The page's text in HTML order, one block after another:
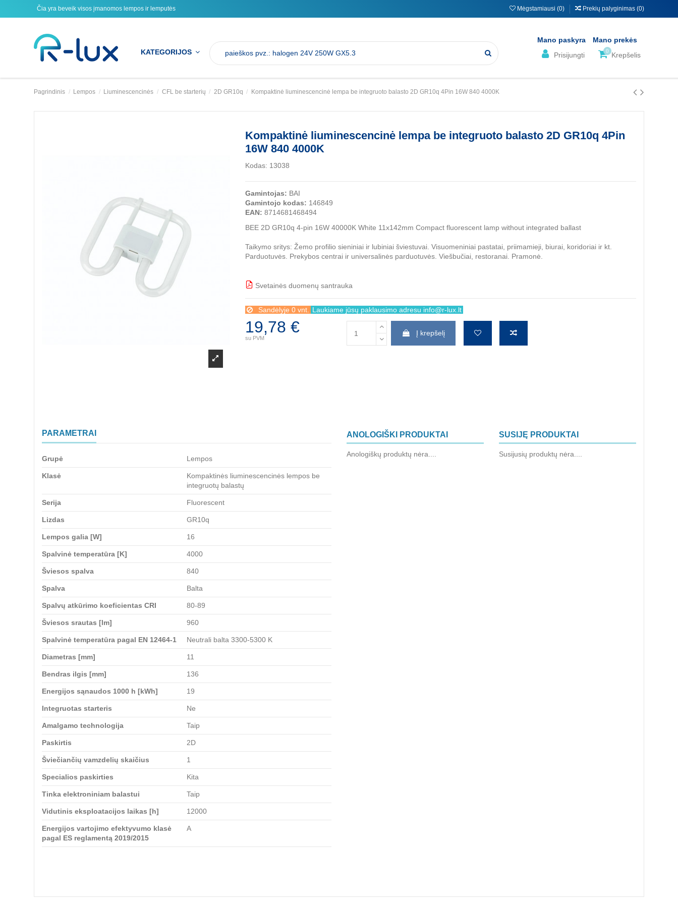
Čia yra beveik visos įmanomos lempos ir lemputės Mėgstamiausi (0) Prekių palyginimas (0)
KATEGORIJOS
Mano paskyra
Prisijungti
Mano prekės
0Krepšelis
Pagrindinis Lempos Liuminescencinės CFL be starterių 2D GR10q Kompaktinė liuminescencinė lempa be integruoto balasto 2D GR10q 4Pin 16W 840 4000K
Kompaktinė liuminescencinė lempa be integruoto balasto 2D GR10q 4Pin
16W 840 4000K
Kodas: 13038
Gamintojas: BAI
Gamintojo kodas: 146849
EAN: 8714681468494
BEE 2D GR10q 4-pin 16W 40000K White 11x142mm Compact fluorescent lamp without integrated ballast
Taikymo sritys: Žemo profilio sieniniai ir lubiniai šviestuvai. Visuomeniniai pastatai, priimamieji, biurai, koridoriai ir kt.
Parduotuvės. Prekybos centrai ir universalinės parduotuvės. Viešbučiai, restoranai. Pramonė.
Svetainės duomenų santrauka
Sandėlyje 0 vnt. Laukiame jūsų paklausimo adresu info@r-lux.lt
19,78 €
su PVM
Į krepšelį
PARAMETRAI
Grupė Lempos
Klasė
Kompaktinės liuminescencinės lempos be
integruotų balastų
Serija Fluorescent
Lizdas GR10q
Lempos galia [W] 16
Spalvinė temperatūra [K] 4000
Šviesos spalva 840
Spalva Balta
Spalvų atkūrimo koeficientas CRI 80-89
Šviesos srautas [lm] 960
Spalvinė temperatūra pagal EN 12464-1 Neutrali balta 3300-5300 K
Diametras [mm] 11
Bendras ilgis [mm] 136
Energijos sąnaudos 1000 h [kWh] 19
Integruotas starteris Ne
Amalgamo technologija Taip
Paskirtis 2D
Šviečiančių vamzdelių skaičius 1
Specialios paskirties Kita
Tinka elektroniniam balastui Taip
Vidutinis eksploatacijos laikas [h] 12000
Energijos vartojimo efektyvumo klasė
pagal ES reglamentą 2019/2015
A
ANOLOGIŠKI PRODUKTAI
Anologiškų produktų nėra....
SUSIJĘ PRODUKTAI
Susijusių produktų nėra....